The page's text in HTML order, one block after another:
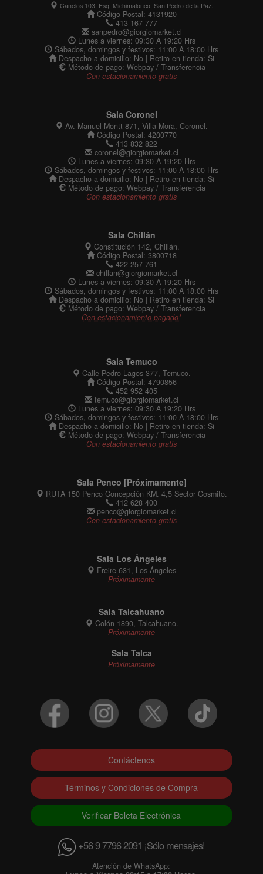
Canelos 103, Esq. Michimalonco, San Pedro de la Paz.
Código Postal: 4131920
413 167 777
sanpedro@giorgiomarket.cl
Lunes a viernes: 09:30 A 19:20 Hrs
Sábados, domingos y festivos: 11:00 A 18:00 Hrs
Despacho a domicilio: No | Retiro en tienda: Si
Método de pago: Webpay / Transferencia
Con estacionamiento gratis
Sala Coronel
Av. Manuel Montt 871, Villa Mora, Coronel.
Código Postal: 4200770
413 832 822
coronel@giorgiomarket.cl
Lunes a viernes: 09:30 A 19:20 Hrs
Sábados, domingos y festivos: 11:00 A 18:00 Hrs
Despacho a domicilio: No | Retiro en tienda: Si
Método de pago: Webpay / Transferencia
Con estacionamiento gratis
Sala Chillán
Constitución 142, Chillán.
Código Postal: 3800718
422 257 761
chillan@giorgiomarket.cl
Lunes a viernes: 09:30 A 19:20 Hrs
Sábados, domingos y festivos: 11:00 A 18:00 Hrs
Despacho a domicilio: No | Retiro en tienda: Si
Método de pago: Webpay / Transferencia
Con estacionamiento pagado*
Sala Temuco
Calle Pedro Lagos 377, Temuco.
Código Postal: 4790856
452 952 405
temuco@giorgiomarket.cl
Lunes a viernes: 09:30 A 19:20 Hrs
Sábados, domingos y festivos: 11:00 A 18:00 Hrs
Despacho a domicilio: No | Retiro en tienda: Si
Método de pago: Webpay / Transferencia
Con estacionamiento gratis
Sala Penco [Próximamente]
RUTA 150 Penco Concepción KM. 4,5 Sector Cosmito.
412 628 400
penco@giorgiomarket.cl
Con estacionamiento gratis
Sala Los Ángeles
Freire 631, Los Ángeles
Próximamente
Sala Talcahuano
Colón 1890, Talcahuano.
Próximamente
Sala Talca
Próximamente
Contáctenos
Términos y Condiciones de Compra
Verificar Boleta Electrónica
+56 9 7796 2091 ¡Sólo mensajes!
Atención de WhatsApp: